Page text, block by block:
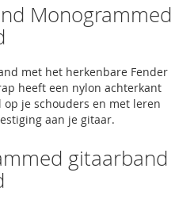
Monogrammed
met het herkenbare Fender
heeft een nylon achterkant
je schouders en met leren
aan je gitaar.
gitaarband